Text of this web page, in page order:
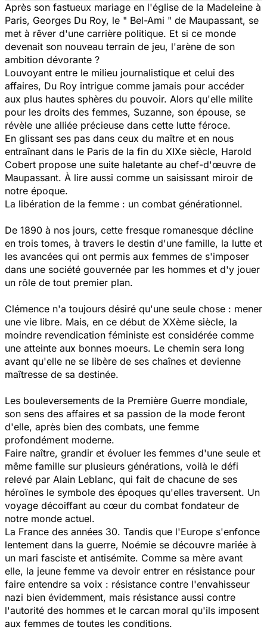
Après son fastueux mariage en l'église de la Madeleine à
Paris, Georges Du Roy, le " Bel-Ami " de Maupassant, se
met à rêver d'une carrière politique. Et si ce monde
devenait son nouveau terrain de jeu, l'arène de son
ambition dévorante ?
Louvoyant entre le milieu journalistique et celui des
affaires, Du Roy intrigue comme jamais pour accéder
aux plus hautes sphères du pouvoir. Alors qu'elle milite
pour les droits des femmes, Suzanne, son épouse, se
révèle une alliée précieuse dans cette lutte féroce.
En glissant ses pas dans ceux du maître et en nous
entraînant dans le Paris de la fin du XIXe siècle, Harold
Cobert propose une suite haletante au chef-d'œuvre de
Maupassant. À lire aussi comme un saisissant miroir de
notre époque.
La libération de la femme : un combat générationnel.
De 1890 à nos jours, cette fresque romanesque décline
en trois tomes, à travers le destin d'une famille, la lutte et
les avancées qui ont permis aux femmes de s'imposer
dans une société gouvernée par les hommes et d'y jouer
un rôle de tout premier plan.
Clémence n'a toujours désiré qu'une seule chose : mener
une vie libre. Mais, en ce début de XXème siècle, la
moindre revendication féministe est considérée comme
une atteinte aux bonnes moeurs. Le chemin sera long
avant qu'elle ne se libère de ses chaînes et devienne
maîtresse de sa destinée.
Les bouleversements de la Première Guerre mondiale,
son sens des affaires et sa passion de la mode feront
d'elle, après bien des combats, une femme
profondément moderne.
Faire naître, grandir et évoluer les femmes d'une seule et
même famille sur plusieurs générations, voilà le défi
relevé par Alain Leblanc, qui fait de chacune de ses
héroïnes le symbole des époques qu'elles traversent. Un
voyage décoiffant au cœur du combat fondateur de
notre monde actuel.
La France des années 30. Tandis que l'Europe s'enfonce
lentement dans la guerre, Noémie se découvre mariée à
un mari fasciste et antisémite. Comme sa mère avant
elle, la jeune femme va devoir entrer en résistance pour
faire entendre sa voix : résistance contre l'envahisseur
nazi bien évidemment, mais résistance aussi contre
l'autorité des hommes et le carcan moral qu'ils imposent
aux femmes de toutes les conditions.